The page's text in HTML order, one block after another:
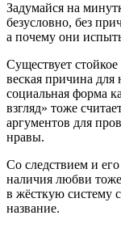
Задумайся на
безусловно, без
а почему они
Существует
веская причина для
социальная форма
взгляд» тоже
аргументов для
нравы.
Со следствием и
наличия любви
в жёсткую систему
название.